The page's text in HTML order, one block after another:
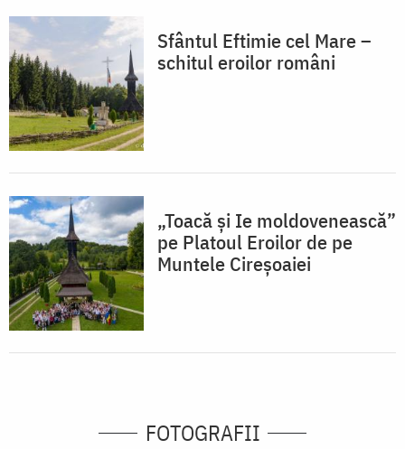
Sfântul Eftimie cel Mare –
schitul eroilor români
„Toacă și Ie moldovenească”
pe Platoul Eroilor de pe
Muntele Cireșoaiei
FOTOGRAFII